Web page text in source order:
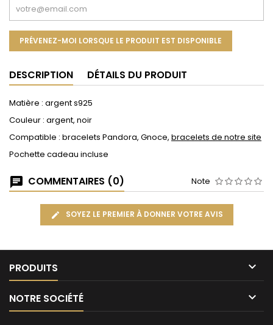
PRÉVENEZ-MOI LORSQUE LE PRODUIT EST DISPONIBLE
DESCRIPTION DÉTAILS DU PRODUIT
Matière : argent s925
Couleur : argent, noir
Compatible : bracelets Pandora, Gnoce, bracelets de notre site
Pochette cadeau incluse
COMMENTAIRES (0) Note
SOYEZ LE PREMIER À DONNER VOTRE AVIS
PRODUITS 
NOTRE SOCIÉTÉ 